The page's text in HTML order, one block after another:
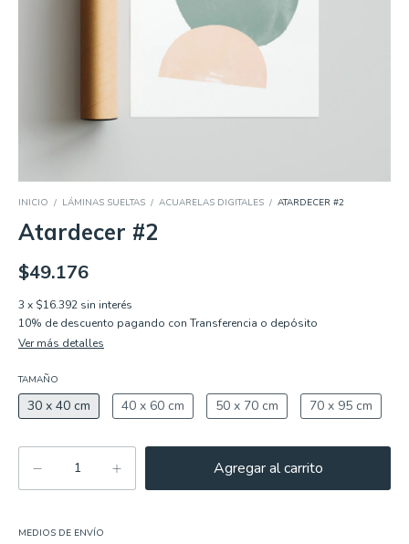
INICIO / LÁMINAS SUELTAS / ACUARELAS DIGITALES / ATARDECER #2
Atardecer #2
$49.176
3 x $16.392 sin interés
10% de descuento pagando con Transferencia o depósito
Ver más detalles
TAMAÑO
30 x 40 cm 40 x 60 cm 50 x 70 cm 70 x 95 cm
Entregas para el CP:
MEDIOS DE ENVÍO